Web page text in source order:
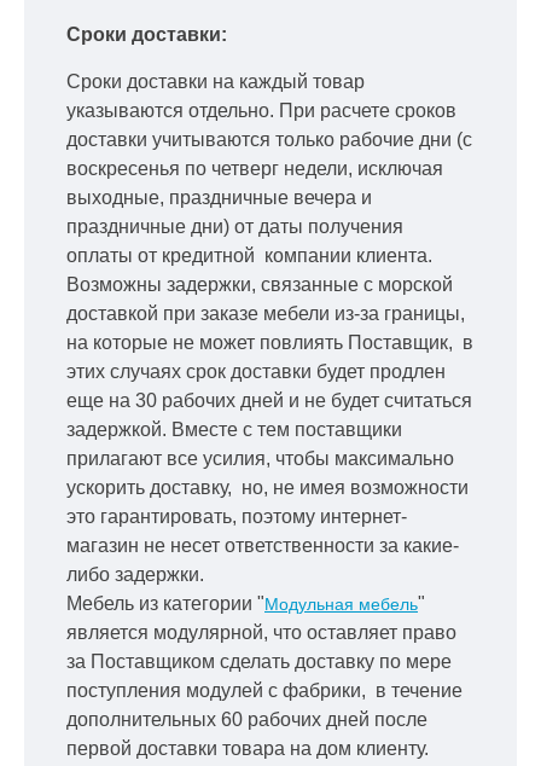
Сроки доставки:
Сроки доставки на каждый товар
указываются отдельно. При расчете сроков
доставки учитываются только рабочие дни (с
воскресенья по четверг недели, исключая
выходные, праздничные вечера и
праздничные дни) от даты получения
оплаты от кредитной компании клиента.
Возможны задержки, связанные с морской
доставкой при заказе мебели из-за границы,
на которые не может повлиять Поставщик, в
этих случаях срок доставки будет продлен
еще на 30 рабочих дней и не будет считаться
задержкой. Вместе с тем поставщики
прилагают все усилия, чтобы максимально
ускорить доставку, но, не имея возможности
это гарантировать, поэтому интернет-
магазин не несет ответственности за какие-
либо задержки.
Мебель из категории "Модульная мебель"
является модулярной, что оставляет право
за Поставщиком сделать доставку по мере
поступления модулей с фабрики, в течение
дополнительных 60 рабочих дней после
первой доставки товара на дом клиенту.